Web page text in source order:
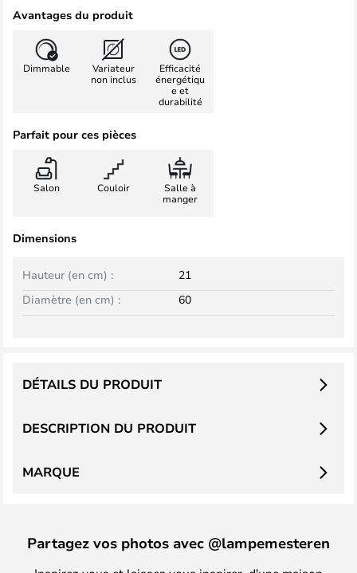
Avantages du produit
Dimmable
Variateur
non inclus
Efficacité
énergétiqu
e et
durabilité
Parfait pour ces pièces
Salon Couloir
Salle à
manger
Dimensions
Hauteur (en cm) :
21
Diamètre (en cm) :
60
DESCRIPTION DU PRODUIT
DÉTAILS DU PRODUIT
MARQUE
Partagez vos photos avec @lampemesteren